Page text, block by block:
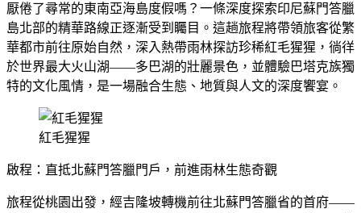
厭倦了尋常的東南亞海島度假嗎？一條深度探索印尼蘇門答臘
島北部的精華路線正逐漸受到矚目。這趟旅程將帶領旅客從繁
華都市前往原始自然，深入熱帶雨林探訪珍稀紅毛猩猩，徜徉
於世界最大火山湖——多巴湖的壯麗景色，並體驗巴塔克族獨
特的文化風情，是一場融合生態、地質與人文的深度饗宴。
紅毛猩猩
啟程：直抵北蘇門答臘門戶，前進雨林生態奇觀
旅程從桃園出發，經吉隆坡轉機前往北蘇門答臘省的首府——